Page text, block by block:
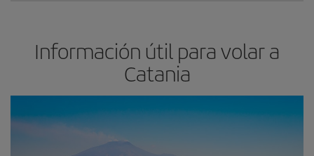
Información útil para volar a
Catania